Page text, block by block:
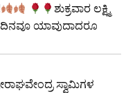
​ಶುಕ್ರವಾರ ಲಕ್ಷ್ಮಿ
ದಿನವೂ ಯಾವುದಾದರೂ
ಸ್ವಾಮಿಗಳ